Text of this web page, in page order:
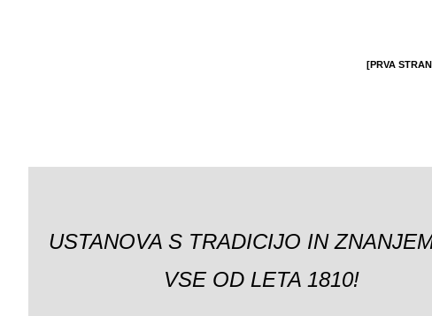
[PRVA
USTANOVA S TRADICIJO IN
VSE OD LETA 1810!